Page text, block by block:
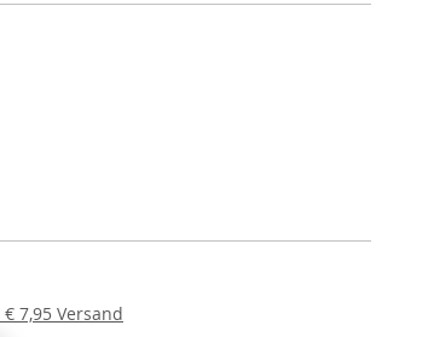
€ 7,95 Versand